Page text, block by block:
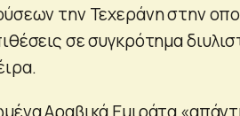
την Τεχεράνη στην
σε συγκρότημα
Αραβικά Εμιράτα